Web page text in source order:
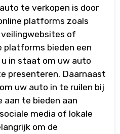
te verkopen is door
platforms zoals
of
bieden een
in staat om uw auto
presenteren. Daarnaast
uw auto in te ruilen bij
aan te bieden aan
media of lokale
om de